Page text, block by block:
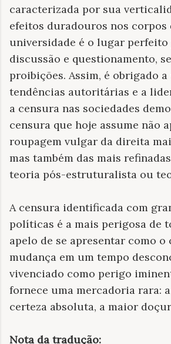
caracterizada por sua
efeitos duradouros nos corpos
universidade é o lugar perfeito
discussão e questionamento,
proibições. Assim, é obrigado a
tendências autoritárias e a
a censura nas sociedades
censura que hoje assume não
roupagem vulgar da direita
mas também das mais
teoria pós-estruturalista ou
A censura identificada com
políticas é a mais perigosa de
apelo de se apresentar como o
mudança em um tempo
vivenciado como perigo
fornece uma mercadoria rara:
certeza absoluta, a maior
Nota da tradução: